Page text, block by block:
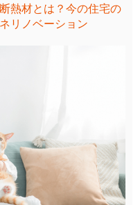
熱材とは？今の住宅の
リノベーション